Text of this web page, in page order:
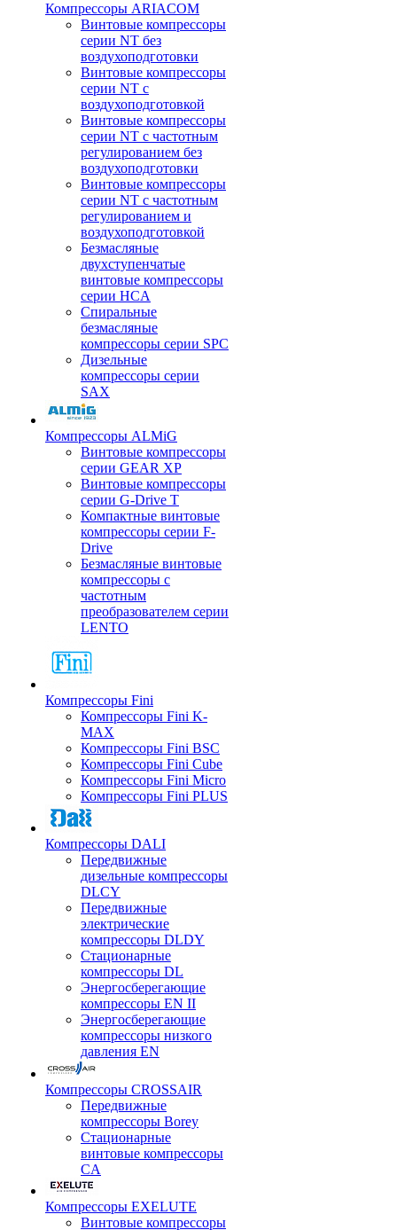
Компрессоры ARIACOM
Винтовые компрессоры
серии NT без
воздухоподготовки
Винтовые компрессоры
серии NT c
воздухоподготовкой
Винтовые компрессоры
серии NT с частотным
регулированием без
воздухоподготовки
Винтовые компрессоры
серии NT с частотным
регулированием и
воздухоподготовкой
Безмасляные
двухступенчатые
винтовые компрессоры
серии HCA
Спиральные
безмасляные
компрессоры серии SPC
Дизельные
компрессоры серии
SAX
Компрессоры ALMiG
Винтовые компрессоры
серии GEAR XP
Винтовые компрессоры
серии G-Drive T
Компактные винтовые
компрессоры серии F-
Drive
Безмасляные винтовые
компрессоры с
частотным
преобразователем серии
LENTO
Компрессоры Fini
Компрессоры Fini K-
MAX
Компрессоры Fini BSC
Компрессоры Fini Cube
Компрессоры Fini Micro
Компрессоры Fini PLUS
Компрессоры DALI
Передвижные
дизельные компрессоры
DLCY
Передвижные
электрические
компрессоры DLDY
Стационарные
компрессоры DL
Энергосберегающие
компрессоры EN II
Энергосберегающие
компрессоры низкого
давления EN
Компрессоры CROSSAIR
Передвижные
компрессоры Borey
Стационарные
винтовые компрессоры
CA
Компрессоры EXELUTE
Винтовые компрессоры